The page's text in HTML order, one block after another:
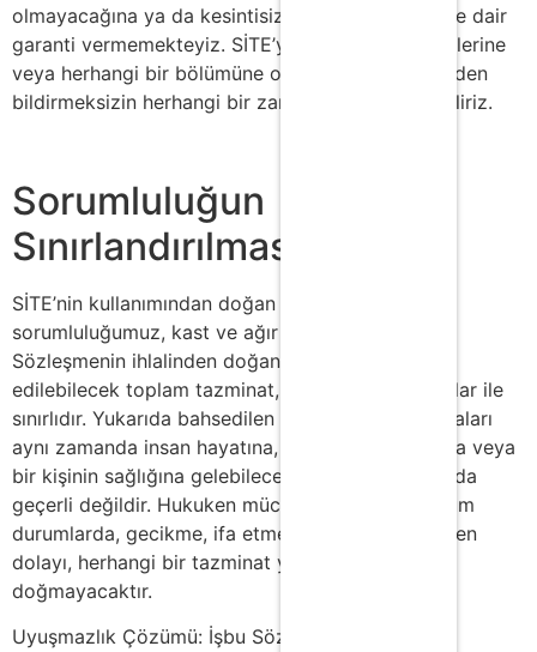
olmayacağına ya da kesintisiz hizmet verileceğine dair
garanti vermemekteyiz. SİTE’ye ve sitenin hizmetlerine
veya herhangi bir bölümüne olan erişiminizi önceden
bildirmeksizin herhangi bir zamanda sonlandırabiliriz.
Sorumluluğun
Sınırlandırılması
SİTE’nin kullanımından doğan zararlara ilişkin
sorumluluğumuz, kast ve ağır ihmal ile sınırlıdır.
Sözleşmenin ihlalinden doğan zararlarda, talep
edilebilecek toplam tazminat, öngörülebilir hasarlar ile
sınırlıdır. Yukarıda bahsedilen sorumluluk sınırlamaları
aynı zamanda insan hayatına, bedeni yaralanmaya veya
bir kişinin sağlığına gelebilecek zararlar durumunda
geçerli değildir. Hukuken mücbir sebep sayılan tüm
durumlarda, gecikme, ifa etmeme veya temerrütten
dolayı, herhangi bir tazminat yükümlülüğümüz
doğmayacaktır.
Uyuşmazlık Çözümü: İşbu Sözleşme’nin